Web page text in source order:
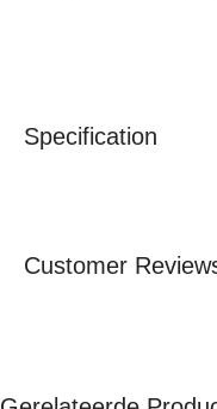
Specification
Customer